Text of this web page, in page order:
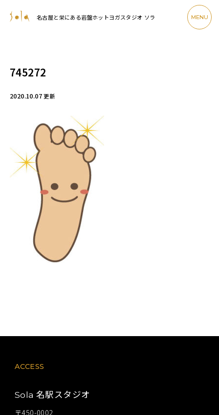
名古屋と栄にある岩盤ホットヨガスタジオ ソラ MENU
745272
2020.10.07更新
ACCESS
Sola 名駅スタジオ
〒450-0002